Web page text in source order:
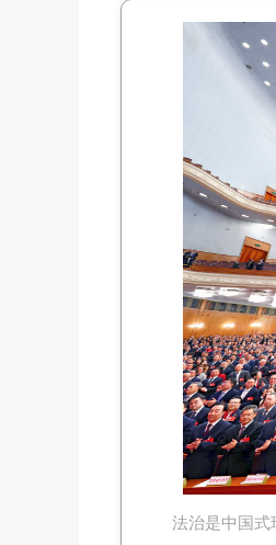
法治是中国式